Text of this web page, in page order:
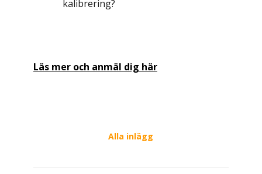
kalibrering?
Läs mer och anmäl dig här
Alla inlägg